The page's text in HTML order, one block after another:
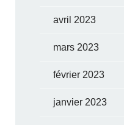
avril 2023
mars 2023
février 2023
janvier 2023